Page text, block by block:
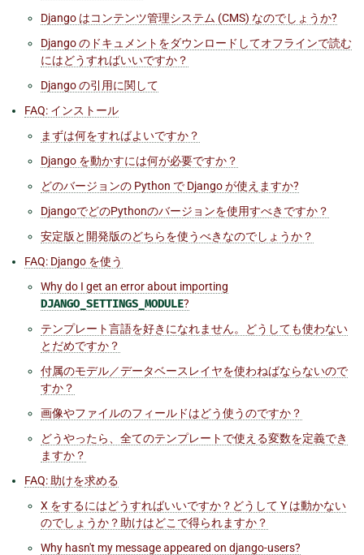
Django はコンテンツ管理システム (CMS) なのでしょうか?
Django のドキュメントをダウンロードしてオフラインで読む
にはどうすればいいですか？
Django の引用に関して
FAQ: インストール
まずは何をすればよいですか？
Django を動かすには何が必要ですか？
どのバージョンの Python で Django が使えますか?
DjangoでどのPythonのバージョンを使用すべきですか？
安定版と開発版のどちらを使うべきなのでしょうか？
FAQ: Django を使う
Why do I get an error about importing
DJANGO_SETTINGS_MODULE?
テンプレート言語を好きになれません。どうしても使わない
とだめですか？
付属のモデル／データベースレイヤを使わねばならないので
すか？
画像やファイルのフィールドはどう使うのですか？
どうやったら、全てのテンプレートで使える変数を定義でき
ますか？
FAQ: 助けを求める
X をするにはどうすればいいですか？どうして Y は動かない
のでしょうか？助けはどこで得られますか？
Why hasn't my message appeared on django-users?